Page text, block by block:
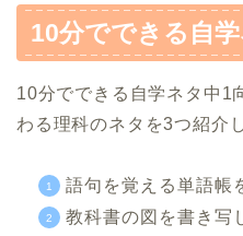
10分でできる自
10分でできる自学ネタ中1
わる理科のネタを3つ紹介
語句を覚える単語帳
教科書の図を書き写